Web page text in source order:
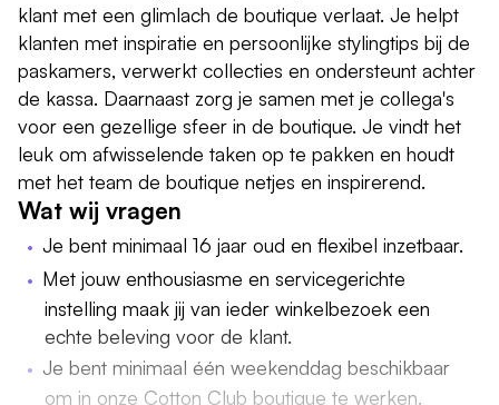
klant met een glimlach de boutique verlaat. Je helpt
klanten met inspiratie en persoonlijke stylingtips bij de
paskamers, verwerkt collecties en ondersteunt achter
de kassa. Daarnaast zorg je samen met je collega's
voor een gezellige sfeer in de boutique. Je vindt het
leuk om afwisselende taken op te pakken en houdt
met het team de boutique netjes en inspirerend.
Wat wij vragen
Je bent minimaal 16 jaar oud en flexibel inzetbaar.
Met jouw enthousiasme en servicegerichte
instelling maak jij van ieder winkelbezoek een
echte beleving voor de klant.
Je bent minimaal één weekenddag beschikbaar
om in onze Cotton Club boutique te werken.